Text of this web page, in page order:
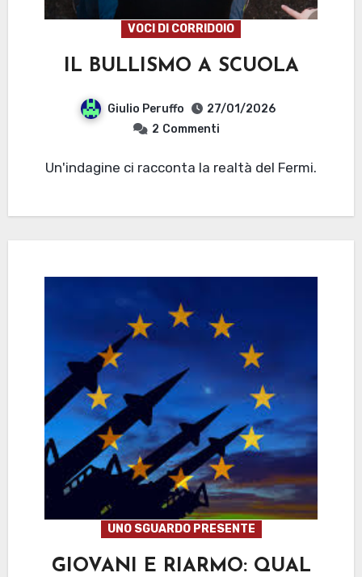
VOCI DI CORRIDOIO
IL BULLISMO A SCUOLA
Giulio Peruffo
27/01/2026
2 Commenti
Un'indagine ci racconta la realtà del Fermi.
UNO SGUARDO PRESENTE
GIOVANI E RIARMO: QUAL